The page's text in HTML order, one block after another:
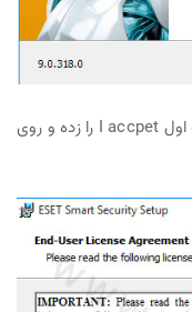
2- در مرحله بعد مانند تصویر زیر تیک گزینه اول I accpet را زده و روی